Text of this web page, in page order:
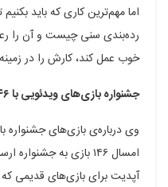
اما مهم‌ترین کاری که باید
رده‌بندی سنی چیست و آن را
خوب عمل کند، کارش را در
جشنواره بازی‌های ویدئویی با ۱۴۶ اثر
وی درباره‌ی بازی‌های
آپدیت برای بازی‌های قدیمی که